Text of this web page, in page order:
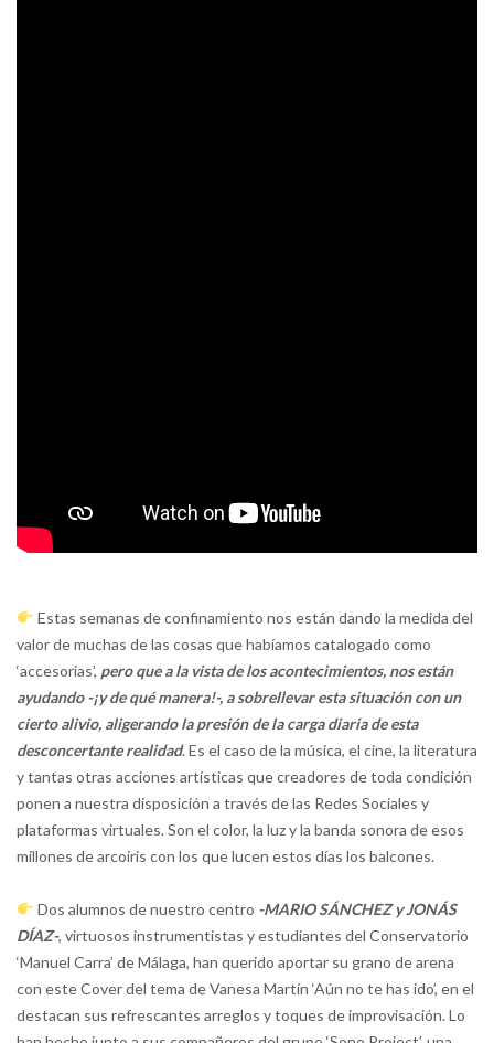
Estas semanas de confinamiento nos están dando la medida del
valor de muchas de las cosas que habíamos catalogado como
‘accesorias’, pero que a la vista de los acontecimientos, nos están
ayudando -¡y de qué manera!-, a sobrellevar esta situación con un
cierto alivio, aligerando la presión de la carga diaria de esta
desconcertante realidad. Es el caso de la música, el cine, la literatura
y tantas otras acciones artísticas que creadores de toda condición
ponen a nuestra disposición a través de las Redes Sociales y
plataformas virtuales. Son el color, la luz y la banda sonora de esos
millones de arcoiris con los que lucen estos días los balcones.
Dos alumnos de nuestro centro -MARIO SÁNCHEZ y JONÁS
DÍAZ-, virtuosos instrumentistas y estudiantes del Conservatorio
‘Manuel Carra’ de Málaga, han querido aportar su grano de arena
con este Cover del tema de Vanesa Martín ‘Aún no te has ido’, en el
destacan sus refrescantes arreglos y toques de improvisación. Lo